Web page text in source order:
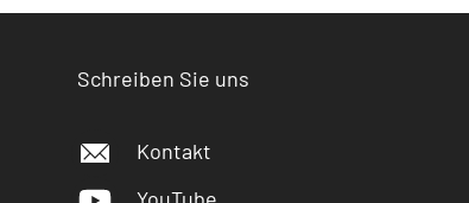
Schreiben Sie uns
Kontakt